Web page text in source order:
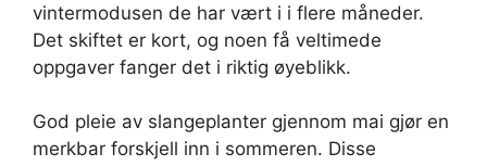
vintermodusen de har vært i i flere måneder.
Det skiftet er kort, og noen få veltimede
oppgaver fanger det i riktig øyeblikk.
God pleie av slangeplanter gjennom mai gjør en
merkbar forskjell inn i sommeren. Disse